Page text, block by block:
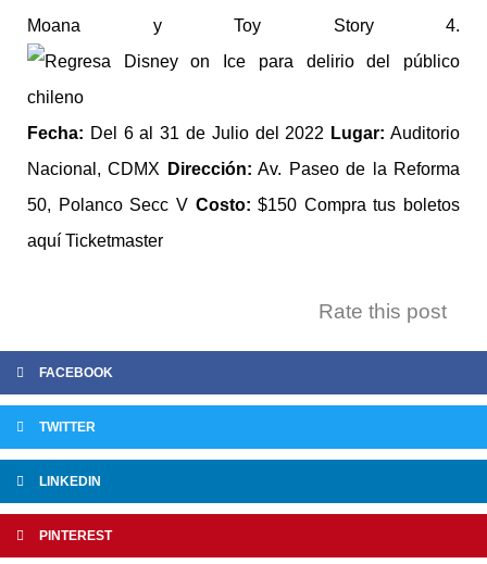
Moana y Toy Story 4.
Fecha: Del 6 al 31 de Julio del 2022 Lugar: Auditorio
Nacional, CDMX
Dirección: Av. Paseo de la Reforma
50, Polanco Secc V Costo: $150 Compra tus boletos
aquí Ticketmaster
Rate this post
FACEBOOK
TWITTER
LINKEDIN
PINTEREST